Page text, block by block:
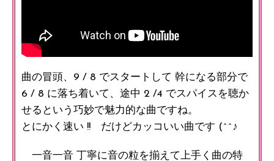
曲の冒頭、9 / 8 でスタートして 幹になる部分で
6 / 8 に落ち着いて、途中 2 /4 でスパイスを聴か
せるという巧妙で魅力的な曲ですね。
とにかく速い !! だけどカッコいい曲です (^^♪
一音一音 丁寧に音の粒を揃えて上手く曲の特